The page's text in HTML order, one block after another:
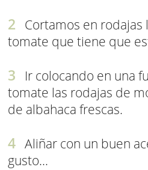
Cortamos en rodajas
tomate que tiene que
Ir colocando en una
tomate las rodajas de
de albahaca frescas.
Aliñar con un buen
gusto...